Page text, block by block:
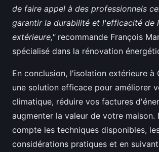
de faire appel à des professionnels
garantir la durabilité et l'efficacité de
extérieure,"recommande François
spécialisé dans la rénovation
En conclusion, l'isolation extérieure à
une solution efficace pour améliorer
climatique, réduire vos factures
augmenter la valeur de votre maison.
compte les techniques disponibles,
considérations pratiques et en